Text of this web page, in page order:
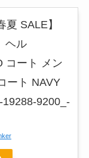
夏 SALE】
ヘル
コート メン
ート NAVY
19288-9200_-